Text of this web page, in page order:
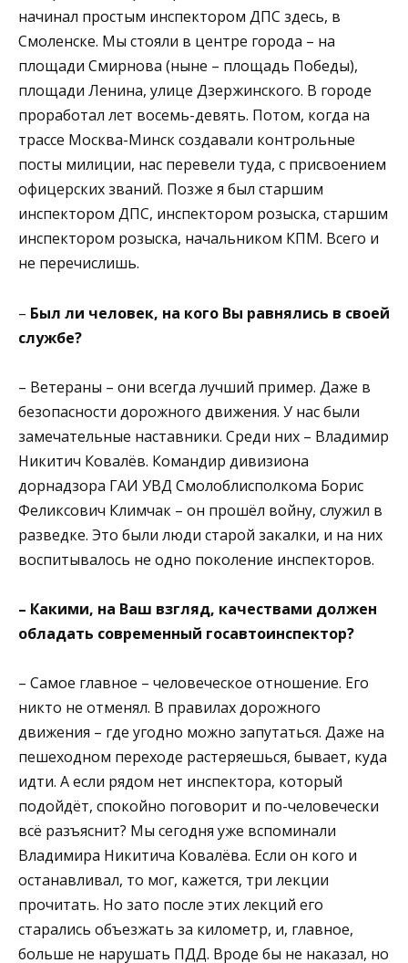
начинал простым инспектором ДПС здесь, в
Смоленске. Мы стояли в центре города – на
площади Смирнова (ныне – площадь Победы),
площади Ленина, улице Дзержинского. В городе
проработал лет восемь-девять. Потом, когда на
трассе Москва-Минск создавали контрольные
посты милиции, нас перевели туда, с присвоением
офицерских званий. Позже я был старшим
инспектором ДПС, инспектором розыска, старшим
инспектором розыска, начальником КПМ. Всего и
не перечислишь.
– Был ли человек, на кого Вы равнялись в своей
службе?
– Ветераны – они всегда лучший пример. Даже в
безопасности дорожного движения. У нас были
замечательные наставники. Среди них – Владимир
Никитич Ковалёв. Командир дивизиона
дорнадзора ГАИ УВД Смолоблисполкома Борис
Феликсович Климчак – он прошёл войну, служил в
разведке. Это были люди старой закалки, и на них
воспитывалось не одно поколение инспекторов.
– Какими, на Ваш взгляд, качествами должен
обладать современный госавтоинспектор?
– Самое главное – человеческое отношение. Его
никто не отменял. В правилах дорожного
движения – где угодно можно запутаться. Даже на
пешеходном переходе растеряешься, бывает, куда
идти. А если рядом нет инспектора, который
подойдёт, спокойно поговорит и по-человечески
всё разъяснит? Мы сегодня уже вспоминали
Владимира Никитича Ковалёва. Если он кого и
останавливал, то мог, кажется, три лекции
прочитать. Но зато после этих лекций его
старались объезжать за километр, и, главное,
больше не нарушать ПДД. Вроде бы не наказал, но